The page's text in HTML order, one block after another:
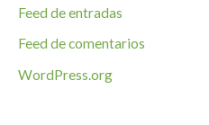
Feed de entradas
Feed de comentarios
WordPress.org